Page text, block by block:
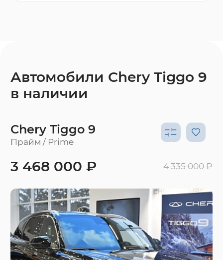
Автомобили Chery Tiggo 9
в наличии
Chery Tiggo 9
Прайм / Prime
3 468 000 ₽ 4 335 000 ₽